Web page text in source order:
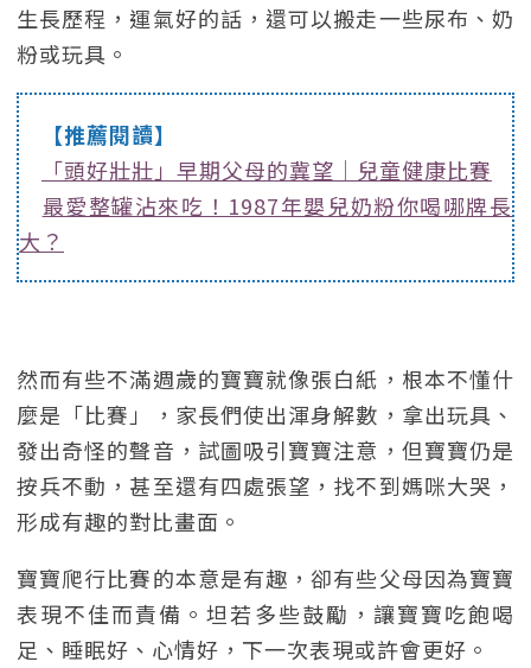
生長歷程，運氣好的話，還可以搬走一些尿布、奶
粉或玩具。
【推薦閱讀】
「頭好壯壯」早期父母的冀望｜兒童健康比賽
最愛整罐沾來吃！1987年嬰兒奶粉你喝哪牌長
大？
然而有些不滿週歲的寶寶就像張白紙，根本不懂什
麼是「比賽」，家長們使出渾身解數，拿出玩具、
發出奇怪的聲音，試圖吸引寶寶注意，但寶寶仍是
按兵不動，甚至還有四處張望，找不到媽咪大哭，
形成有趣的對比畫面。
寶寶爬行比賽的本意是有趣，卻有些父母因為寶寶
表現不佳而責備。坦若多些鼓勵，讓寶寶吃飽喝
足、睡眠好、心情好，下一次表現或許會更好。